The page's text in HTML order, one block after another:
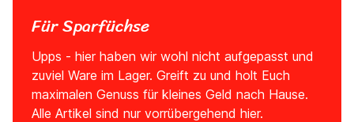
Für Sparfüchse
Upps - hier haben wir wohl nicht aufgepasst und
zuviel Ware im Lager. Greift zu und holt Euch
maximalen Genuss für kleines Geld nach Hause.
Alle Artikel sind nur vorrübergehend hier.